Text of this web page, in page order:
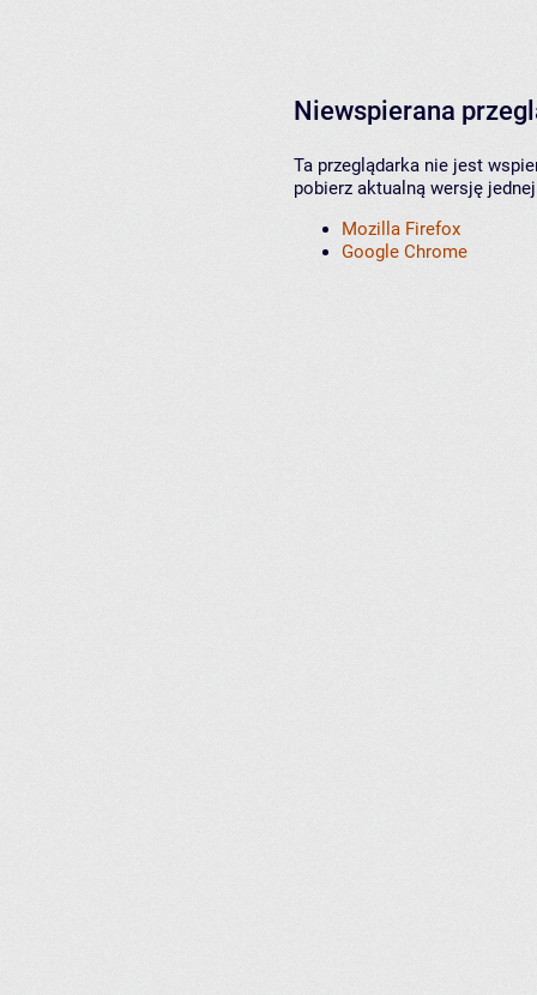
Niewspierana
Ta przeglądarka nie jest
pobierz aktualną wersję
Mozilla Firefox
Google Chrome